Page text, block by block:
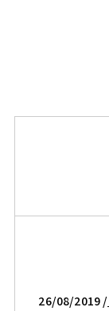
/ 26/08/2019